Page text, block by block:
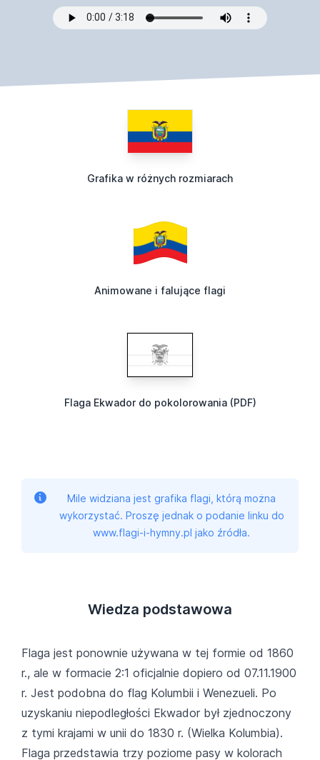
Grafika w różnych rozmiarach
Animowane i falujące flagi
Flaga Ekwador do pokolorowania (PDF)
Mile widziana jest grafika flagi, którą można
wykorzystać. Proszę jednak o podanie linku do
www.flagi-i-hymny.pl jako źródła.
Wiedza podstawowa
Flaga jest ponownie używana w tej formie od 1860
r., ale w formacie 2:1 oficjalnie dopiero od 07.11.1900
r. Jest podobna do flag Kolumbii i Wenezueli. Po
uzyskaniu niepodległości Ekwador był zjednoczony
z tymi krajami w unii do 1830 r. (Wielka Kolumbia).
Flaga przedstawia trzy poziome pasy w kolorach